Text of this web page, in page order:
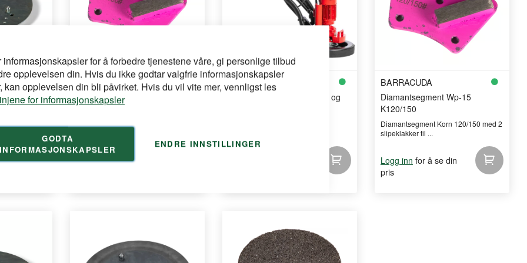
informasjonskapsler for å forbedre tjenestene våre, gi personlige tilbud
opplevelsen din. Hvis du ikke godtar valgfrie informasjonskapsler
kan opplevelsen din bli påvirket. Hvis du vil vite mer, vennligst les
for informasjonskapsler
GODTA
INFORMASJONSKAPSLER
ENDRE INNSTILLINGER
kombi for
BARRACUDA
Barracuda Diamantsegment Wp-
15 K120/150
Diamantsegment Korn 120/150 med 2
Logg inn for å se din
BARRACUDA
Slipemaskin S4 inkl hjulsett og
BARRACUDA
Diamantsegment Wp-15
K120/150
Diamantsegment Korn 120/150 med 2
slipeklakker til ...
Logg inn for å se din
pris